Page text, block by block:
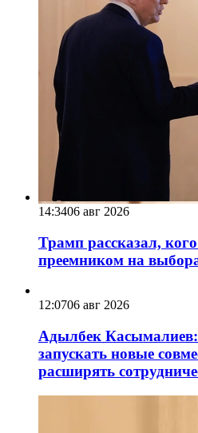
14:3406 авг 2026
Трамп рассказал,
преемником на
12:0706 авг 2026
Адылбек
запускать новые
расширять